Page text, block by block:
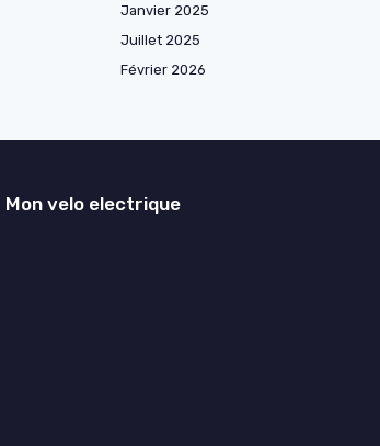
Janvier 2025
Juillet 2025
Février 2026
Mon velo electrique